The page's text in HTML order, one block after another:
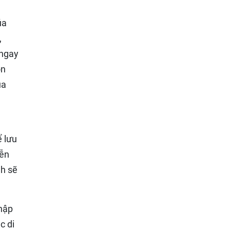
lưu
sẽ
di